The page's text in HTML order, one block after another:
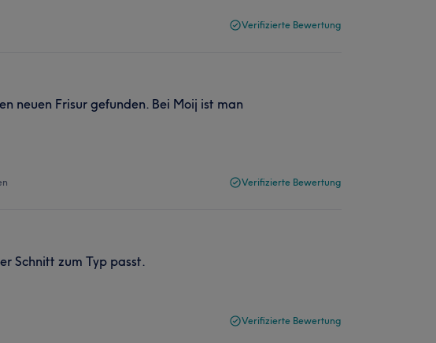
Verifizierte Bewertung
neuen Frisur gefunden. Bei Moij ist man
Verifizierte Bewertung
Schnitt zum Typ passt.
Verifizierte Bewertung